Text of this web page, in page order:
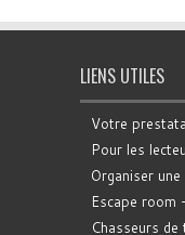
LIENS UTILES
Votre
Pour les
Organiser
Escape room
Chasseurs